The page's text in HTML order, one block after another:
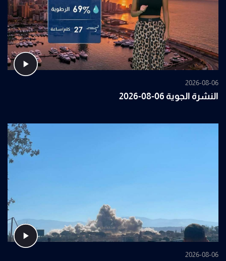
2026-08-06
النشرة الجوية 06-08-2026
2026-08-06